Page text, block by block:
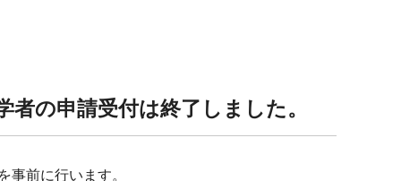
の申請受付は終了しました。
事前に行います。